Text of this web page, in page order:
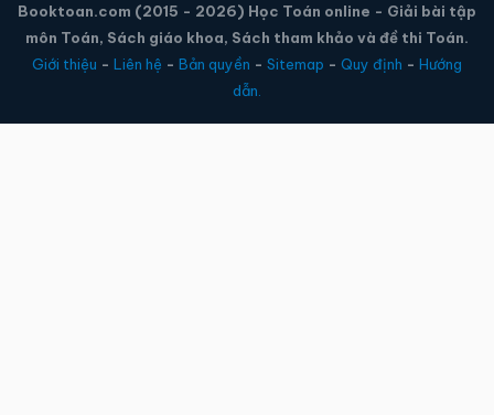
Booktoan.com (2015 - 2026) Học Toán online - Giải bài tập
môn Toán, Sách giáo khoa, Sách tham khảo và đề thi Toán.
Giới thiệu - Liên hệ - Bản quyền - Sitemap - Quy định - Hướng
dẫn.